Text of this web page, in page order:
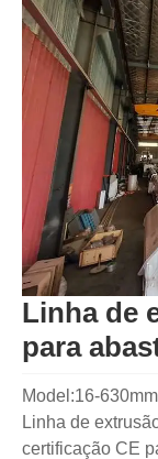
Linha de
para
Model:16-630mm
Linha de
certificação CE